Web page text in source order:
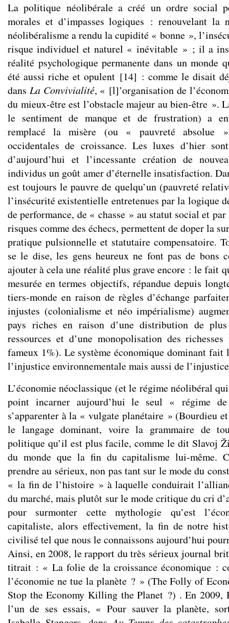
La politique néolibérale a créé un ordre social
morales et d’impasses logiques : renouvelant la
néolibéralisme a rendu la cupidité « bonne »,
risque individuel et naturel « inévitable » ; il a
réalité psychologique permanente dans un monde
été aussi riche et opulent [14] : comme le disait
dans La Convivialité, « [l]’organisation de
du mieux-être est l’obstacle majeur au bien-être ».
le sentiment de manque et de frustration) a
remplacé la misère (ou « pauvreté absolue
occidentales de croissance. Les luxes d’hier
d’aujourd’hui et l’incessante création de
individus un goût amer d’éternelle insatisfaction.
est toujours le pauvre de quelqu’un (pauvreté
l’insécurité existentielle entretenues par la logique
de performance, de « chasse » au statut social et
risques comme des échecs, permettent de doper la
pratique pulsionnelle et statutaire compensatoire.
se le dise, les gens heureux ne font pas de bons
ajouter à cela une réalité plus grave encore : le fait
mesurée en termes objectifs, répandue depuis
tiers-monde en raison de règles d’échange
injustes (colonialisme et néo impérialisme)
pays riches en raison d’une distribution de
ressources et d’une monopolisation des
fameux 1%). Le système économique dominant fait
l’injustice environnementale mais aussi de
L’économie néoclassique (et le régime néolibéral
point incarner aujourd’hui le seul « régime
s’apparenter à la « vulgate planétaire » (Bourdieu
le langage dominant, voire la grammaire de
politique qu’il est plus facile, comme le dit Slavoj
du monde que la fin du capitalisme lui-même.
prendre au sérieux, non pas tant sur le mode du
« la fin de l’histoire » à laquelle conduirait
du marché, mais plutôt sur le mode critique du cri
pour surmonter cette mythologie qu’est
capitaliste, alors effectivement, la fin de notre
civilisé tel que nous le connaissons aujourd’hui
Ainsi, en 2008, le rapport du très sérieux journal
titrait : « La folie de la croissance économique :
l’économie ne tue la planète ? » (The Folly of
Stop the Economy Killing the Planet ?) . En
l’un de ses essais, « Pour sauver la planète,